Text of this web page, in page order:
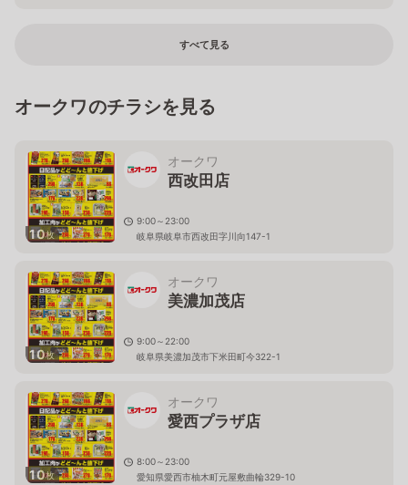
すべて見る
オークワのチラシを見る
10枚
オークワ
西改田店
9:00～23:00
岐阜県岐阜市西改田字川向147-1
10枚
オークワ
美濃加茂店
9:00～22:00
岐阜県美濃加茂市下米田町今322-1
10枚
オークワ
愛西プラザ店
8:00～23:00
愛知県愛西市柚木町元屋敷曲輪329-10